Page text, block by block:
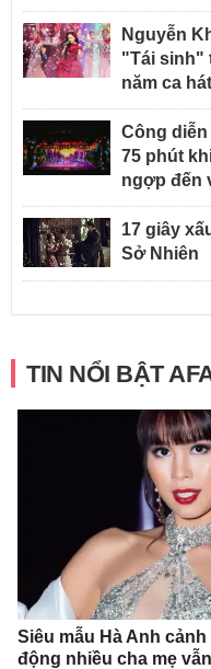
Nguyễn
"Tái sinh"
năm ca hát
Công
75 phút
ngợp đến
17 giây
Sở Nhiên
TIN NỔI BẬT
Siêu mẫu Hà Anh
động nhiều cha mẹ